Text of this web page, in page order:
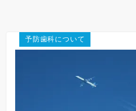
予防歯科について